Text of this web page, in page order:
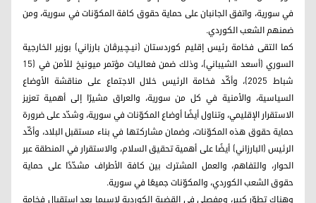
في سورية، واتفق الجانبان على حماية حقوق كافة المكوّنات في سورية، ومن
ضمنهم الشعب الكوردي.
كما التقى فخامة رئيس إقليم كوردستان (نيـچـيرڤان بارزاني) بوزير الخارجية
السوري (أسعد الشيباني)، وذلك ضمن فعاليات مؤتمر ميونيخ للأمن في (15
شباط 2025)، وأكّد فخامة الرئيس خلال الاجتماع على مناقشة الأوضاع
السياسية، والأمنية في كل من سورية، والعراق مشيرًا إلى أهمية تعزيز
الاستقرار الإقليمي، وتناول أيضًا أوضاع المكوّنات في سورية، وشدّد على ضرورة
حماية حقوق هذه المكوّنات، وضمان مشاركتها في بناء مستقبل البلاد، وأكّد
الرئيس (البارزاني) أيضًا على أهمية تحقيق السلام، والاستقرار في المنطقة عبر
الحوار، والتفاهم، والعمل المشترك بين كافة الأطراف مشدّدًا على حماية
حقوق الشعب الكوردي، والمكوّنات جميعًا في سورية.
وهناك تطوّر كبير، ومفصلي في القضية الكوردية لاسيما بعد استقبال فخامة